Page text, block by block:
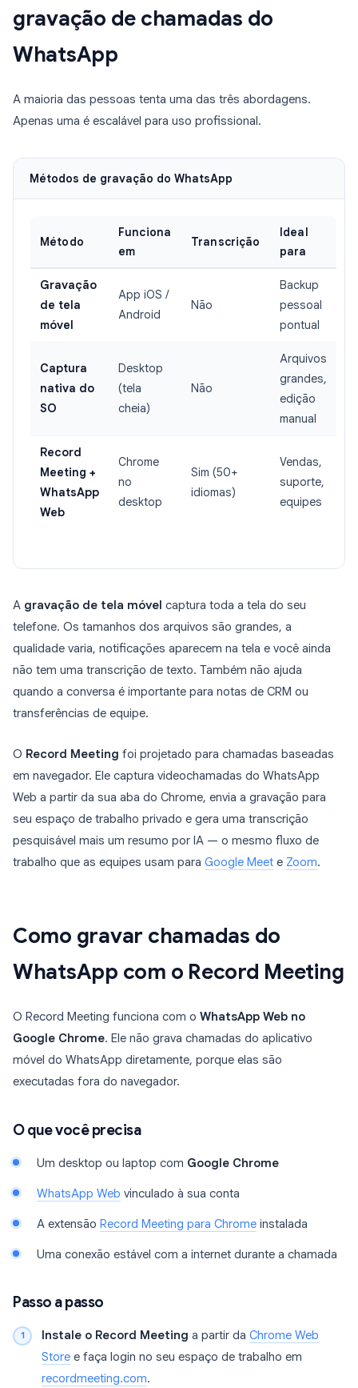
gravação de chamadas do
WhatsApp
A maioria das pessoas tenta uma das três abordagens.
Apenas uma é escalável para uso profissional.
Métodos de gravação do WhatsApp
Método
Funciona
em
Transcrição
Ideal
para
Gravação
de tela
móvel
App iOS /
Android
Não
Backup
pessoal
pontual
Captura
nativa do
SO
Desktop
(tela
cheia)
Não
Arquivos
grandes,
edição
manual
Record
Meeting +
WhatsApp
Web
Chrome
no
desktop
Sim (50+
idiomas)
Vendas,
suporte,
equipes
A gravação de tela móvel captura toda a tela do seu
telefone. Os tamanhos dos arquivos são grandes, a
qualidade varia, notificações aparecem na tela e você ainda
não tem uma transcrição de texto. Também não ajuda
quando a conversa é importante para notas de CRM ou
transferências de equipe.
O Record Meeting foi projetado para chamadas baseadas
em navegador. Ele captura videochamadas do WhatsApp
Web a partir da sua aba do Chrome, envia a gravação para
seu espaço de trabalho privado e gera uma transcrição
pesquisável mais um resumo por IA — o mesmo fluxo de
trabalho que as equipes usam para Google Meet e Zoom.
Como gravar chamadas do
WhatsApp com o Record Meeting
O Record Meeting funciona com o WhatsApp Web no
Google Chrome. Ele não grava chamadas do aplicativo
móvel do WhatsApp diretamente, porque elas são
executadas fora do navegador.
O que você precisa
Um desktop ou laptop com Google Chrome
WhatsApp Web vinculado à sua conta
A extensão Record Meeting para Chrome instalada
Uma conexão estável com a internet durante a chamada
Passo a passo
Instale o Record Meeting a partir da Chrome Web
Store e faça login no seu espaço de trabalho em
recordmeeting.com.